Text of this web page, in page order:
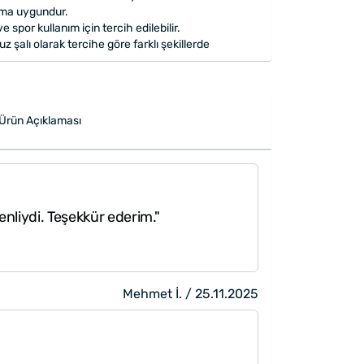
uygundur.
spor kullanım için tercih edilebilir.
şalı olarak tercihe göre farklı şekillerde
el emeği ile üretilmiştir ve değerli taşlar
Ürün Açıklaması
Teşekkür ederim."
Mehmet İ. / 25.11.2025